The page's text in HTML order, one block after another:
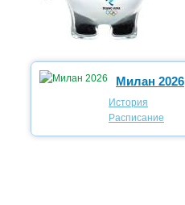
Милан 2026
История
Расписание